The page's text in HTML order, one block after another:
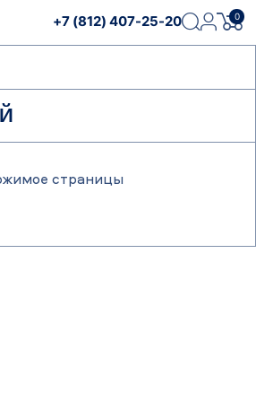
+7 (812) 407-25-20 0
страницы